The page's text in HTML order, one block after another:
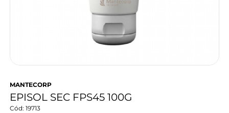
MANTECORP
EPISOL SEC FPS45 100G
19713